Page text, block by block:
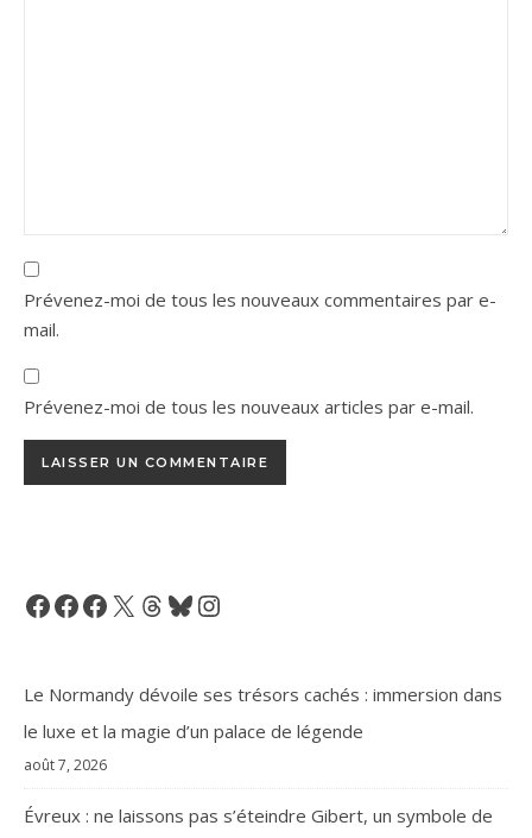
Prévenez-moi de tous les nouveaux commentaires par e-
mail.
Prévenez-moi de tous les nouveaux articles par e-mail.
Facebook
Facebook
Facebook
X Threads
BlueskyInstagram
Le Normandy dévoile ses trésors cachés : immersion dans
le luxe et la magie d’un palace de légende
août 7, 2026
Évreux : ne laissons pas s’éteindre Gibert, un symbole de